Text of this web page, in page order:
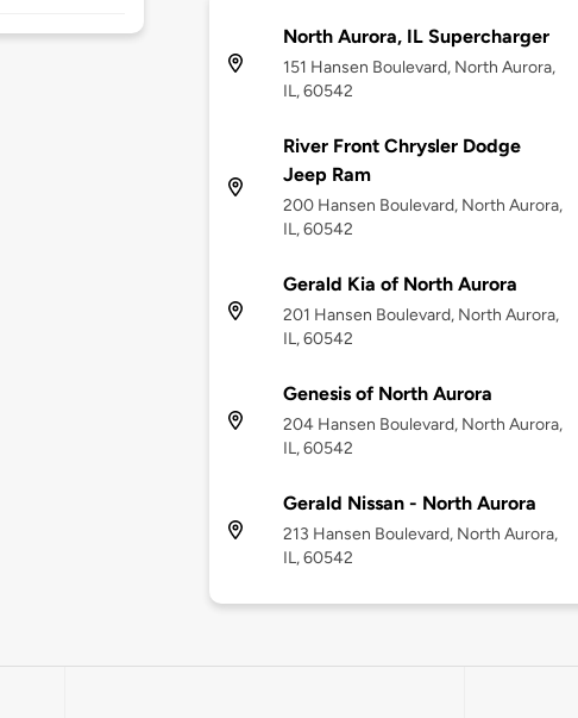
North Aurora, IL Supercharger
151 Hansen Boulevard, North Aurora,
IL, 60542
River Front Chrysler Dodge
Jeep Ram
200 Hansen Boulevard, North Aurora,
IL, 60542
Gerald Kia of North Aurora
201 Hansen Boulevard, North Aurora,
IL, 60542
Genesis of North Aurora
204 Hansen Boulevard, North Aurora,
IL, 60542
Gerald Nissan - North Aurora
213 Hansen Boulevard, North Aurora,
IL, 60542